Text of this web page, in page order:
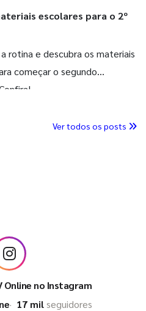
escolares para o 2º
rotina e descubra os materiais
começar o segundo
Ver todos os posts
Online no Instagram
17 milseguidores